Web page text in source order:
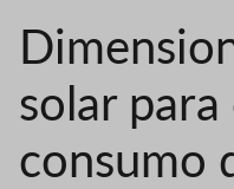
solar
consumo